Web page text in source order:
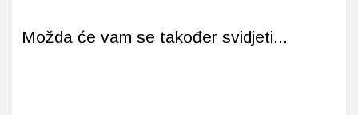
Možda će vam se također svidjeti...